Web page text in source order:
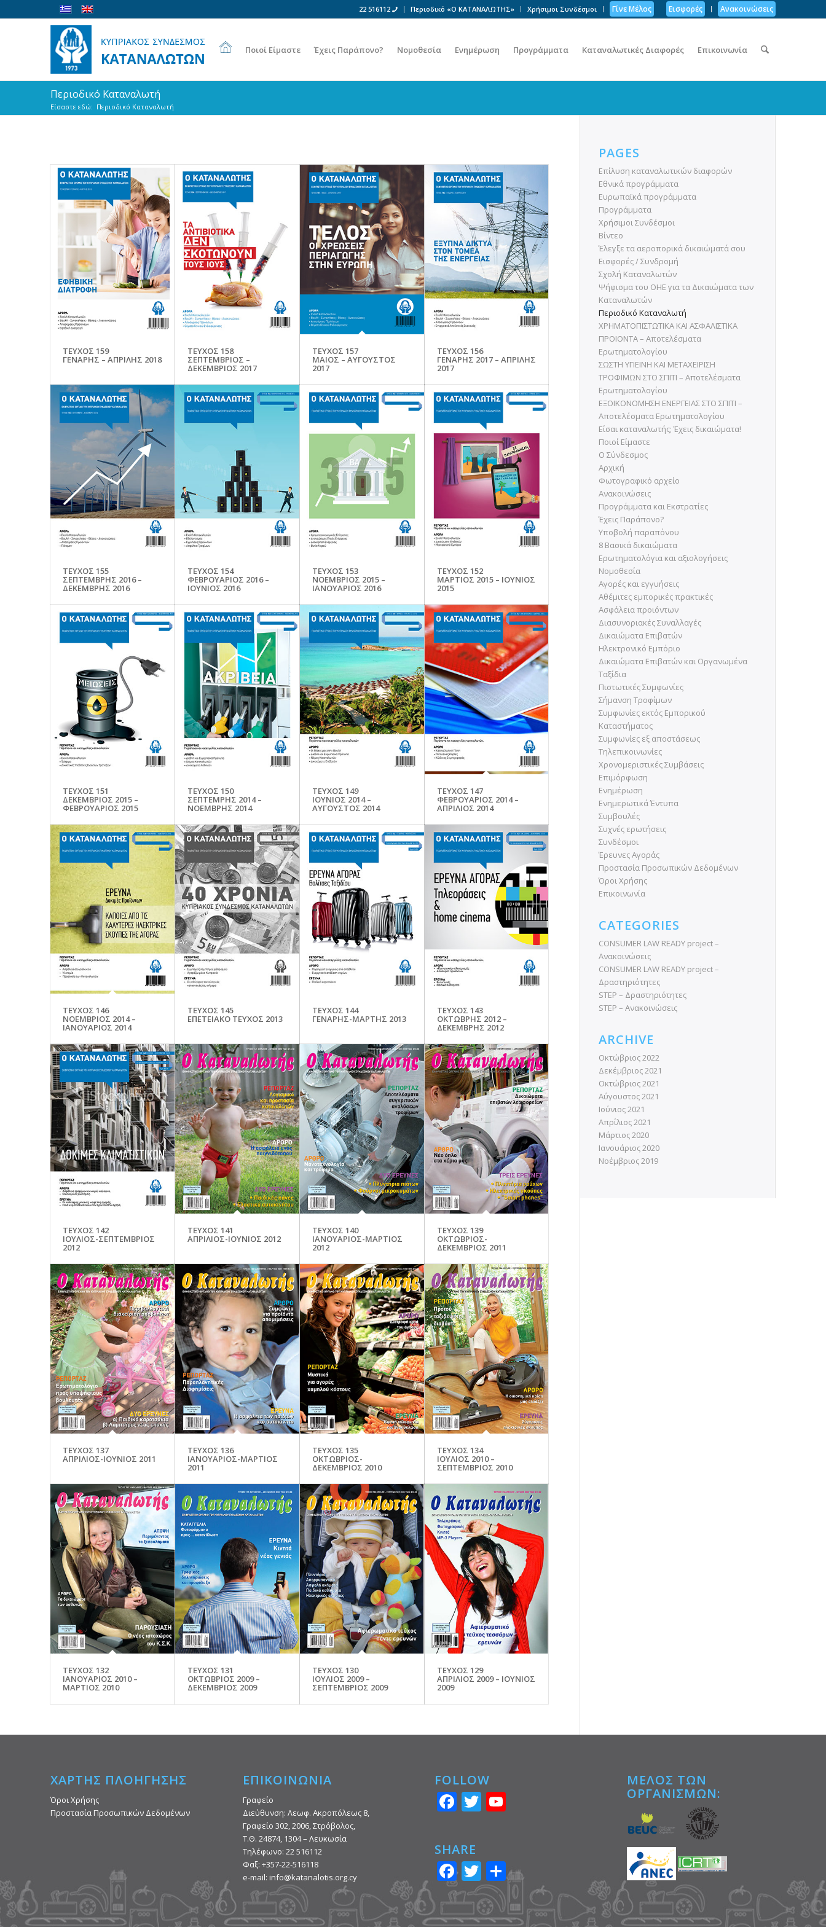
22 516112 Περιοδικό «Ο ΚΑΤΑΝΑΛΩΤΗΣ» Χρήσιμοι Συνδέσμοι Γίνε Μέλος Εισφορές Ανακοινώσεις
Ποιοί Είμαστε Έχεις Παράπονο? Νομοθεσία Ενημέρωση Προγράμματα Καταναλωτικές Διαφορές Επικοινωνία
Περιοδικό Καταναλωτή
Είσαστε εδώ: Περιοδικό Καταναλωτή
ΤΕΥΧΟΣ 159
ΓΕΝΑΡΗΣ – ΑΠΡΙΛΗΣ 2018
ΤΕΥΧΟΣ 158
ΣΕΠΤΕΜΒΡΙΟΣ –
ΔΕΚΕΜΒΡΙΟΣ 2017
ΤΕΥΧΟΣ 157
ΜΑΙΟΣ – ΑΥΓΟΥΣΤΟΣ
2017
ΤΕΥΧΟΣ 156
ΓΕΝΑΡΗΣ 2017 – ΑΠΡΙΛΗΣ
2017
ΤΕΥΧΟΣ 155
ΣΕΠΤΕΜΒΡΗΣ 2016 –
ΔΕΚΕΜΒΡΗΣ 2016
ΤΕΥΧΟΣ 154
ΦΕΒΡΟΥΑΡΙΟΣ 2016 –
ΙΟΥΝΙΟΣ 2016
ΤΕΥΧΟΣ 153
ΝΟΕΜΒΡΙΟΣ 2015 –
ΙΑΝΟΥΑΡΙΟΣ 2016
ΤΕΥΧΟΣ 152
ΜΑΡΤΙΟΣ 2015 – ΙΟΥΝΙΟΣ
2015
ΤΕΥΧΟΣ 151
ΔΕΚΕΜΒΡΙΟΣ 2015 –
ΦΕΒΡΟΥΑΡΙΟΣ 2015
ΤΕΥΧΟΣ 150
ΣΕΠΤΕΜΡΗΣ 2014 –
ΝΟΕΜΒΡΗΣ 2014
ΤΕΥΧΟΣ 149
ΙΟΥΝΙΟΣ 2014 –
ΑΥΓΟΥΣΤΟΣ 2014
ΤΕΥΧΟΣ 147
ΦΕΒΡΟΥΑΡΙΟΣ 2014 –
ΑΠΡΙΛΙΟΣ 2014
ΤΕΥΧΟΣ 146
ΝΟΕΜΒΡΙΟΣ 2014 –
ΙΑΝΟΥΑΡΙΟΣ 2014
ΤΕΥΧΟΣ 145
ΕΠΕΤΕΙΑΚΟ ΤΕΥΧΟΣ 2013
ΤΕΥΧΟΣ 144
ΓΕΝΑΡΗΣ-ΜΑΡΤΗΣ 2013
ΤΕΥΧΟΣ 143
ΟΚΤΩΒΡΗΣ 2012 –
ΔΕΚΕΜΒΡΗΣ 2012
ΤΕΥΧΟΣ 142
ΙΟΥΛΙΟΣ-ΣΕΠΤΕΜΒΡΙΟΣ
2012
ΤΕΥΧΟΣ 141
ΑΠΡΙΛΙΟΣ-ΙΟΥΝΙΟΣ 2012
ΤΕΥΧΟΣ 140
ΙΑΝΟΥΑΡΙΟΣ-ΜΑΡΤΙΟΣ
2012
ΤΕΥΧΟΣ 139
ΟΚΤΩΒΡΙΟΣ-
ΔΕΚΕΜΒΡΙΟΣ 2011
ΤΕΥΧΟΣ 137
ΑΠΡΙΛΙΟΣ-ΙΟΥΝΙΟΣ 2011
ΤΕΥΧΟΣ 136
ΙΑΝΟΥΑΡΙΟΣ-ΜΑΡΤΙΟΣ
2011
ΤΕΥΧΟΣ 135
ΟΚΤΩΒΡΙΟΣ-
ΔΕΚΕΜΒΡΙΟΣ 2010
ΤΕΥΧΟΣ 134
ΙΟΥΛΙΟΣ 2010 –
ΣΕΠΤΕΜΒΡΙΟΣ 2010
ΤΕΥΧΟΣ 132
ΙΑΝΟΥΑΡΙΟΣ 2010 –
ΜΑΡΤΙΟΣ 2010
ΤΕΥΧΟΣ 131
ΟΚΤΩΒΡΙΟΣ 2009 –
ΔΕΚΕΜΒΡΙΟΣ 2009
ΤΕΥΧΟΣ 130
ΙΟΥΛΙΟΣ 2009 –
ΣΕΠΤΕΜΒΡΙΟΣ 2009
ΤΕΥΧΟΣ 129
ΑΠΡΙΛΙΟΣ 2009 – ΙΟΥΝΙΟΣ
2009
PAGES
Επίλυση καταναλωτικών διαφορών
Εθνικά προγράμματα
Ευρωπαϊκά προγράμματα
Προγράμματα
Χρήσιμοι Συνδέσμοι
Βίντεο
Έλεγξε τα αεροπορικά δικαιώματά σου
Εισφορές / Συνδρομή
Σχολή Καταναλωτών
Ψήφισμα του ΟΗΕ για τα Δικαιώματα των
Καταναλωτών
Περιοδικό Καταναλωτή
ΧΡΗΜΑΤΟΠΙΣΤΩΤΙΚΑ ΚΑΙ ΑΣΦΑΛΙΣΤΙΚΑ
ΠΡΟΙΟΝΤΑ – Αποτελέσματα
Ερωτηματολογίου
ΣΩΣΤΗ ΥΓΙΕΙΝΗ ΚΑΙ ΜΕΤΑΧΕΙΡΙΣΗ
ΤΡΟΦΙΜΩΝ ΣΤΟ ΣΠΙΤΙ – Αποτελέσματα
Ερωτηματολογίου
ΕΞΟΙΚΟΝΟΜΗΣΗ ΕΝΕΡΓΕΙΑΣ ΣΤΟ ΣΠΙΤΙ –
Αποτελέσματα Ερωτηματολογίου
Είσαι καταναλωτής; Έχεις δικαιώματα!
Ποιοί Είμαστε
Ο Σύνδεσμος
Αρχική
Φωτογραφικό αρχείο
Ανακοινώσεις
Προγράμματα και Εκστρατίες
Έχεις Παράπονο?
Υποβολή παραπόνου
8 Βασικά δικαιώματα
Ερωτηματολόγια και αξιολογήσεις
Νομοθεσία
Aγορές και εγγυήσεις
Αθέμιτες εμπορικές πρακτικές
Ασφάλεια προιόντων
Διασυνοριακές Συναλλαγές
Δικαιώματα Επιβατών
Ηλεκτρονικό Εμπόριο
Δικαιώματα Επιβατών και Οργανωμένα
Ταξίδια
Πιστωτικές Συμφωνίες
Σήμανση Τροφίμων
Συμφωνίες εκτός Εμπορικού
Καταστήματος
Συμφωνίες εξ αποστάσεως
Τηλεπικοινωνίες
Χρονομεριστικές Συμβάσεις
Eπιμόρφωση
Ενημέρωση
Ενημερωτικά Έντυπα
Συμβουλές
Συχνές ερωτήσεις
Συνδέσμοι
Έρευνες Αγοράς
Προστασία Προσωπικών Δεδομένων
Όροι Χρήσης
Επικοινωνία
CATEGORIES
CONSUMER LAW READY project –
Ανακοινώσεις
CONSUMER LAW READY project –
Δραστηριότητες
STEP – Δραστηριότητες
STEP – Ανακοινώσεις
ARCHIVE
Οκτώβριος 2022
Δεκέμβριος 2021
Οκτώβριος 2021
Αύγουστος 2021
Ιούνιος 2021
Απρίλιος 2021
Μάρτιος 2020
Ιανουάριος 2020
Νοέμβριος 2019
ΧΑΡΤΗΣ ΠΛΟΗΓΗΣΗΣ
Όροι Χρήσης
Προστασία Προσωπικών Δεδομένων
ΕΠΙΚΟΙΝΩΝΙΑ
Γραφείο
Διεύθυνση: Λεωφ. Ακροπόλεως 8,
Γραφείο 302, 2006, Στρόβολος,
Τ.Θ. 24874, 1304 – Λευκωσία
Τηλέφωνο: 22 516112
Φαξ: +357-22-516118
e-mail: info@katanalotis.org.cy
FOLLOW
Facebook
Twitter
SHARE
Facebook
Twitter
Μοιραστείτε
ΜΕΛΟΣ ΤΩΝ
ΟΡΓΑΝΙΣΜΩΝ: